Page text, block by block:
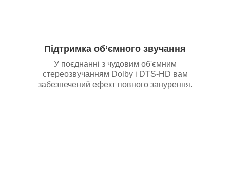
Підтримка об’ємного звучання
У поєднанні з чудовим об'ємним
стереозвучанням Dolby і DTS-HD вам
забезпечений ефект повного занурення.